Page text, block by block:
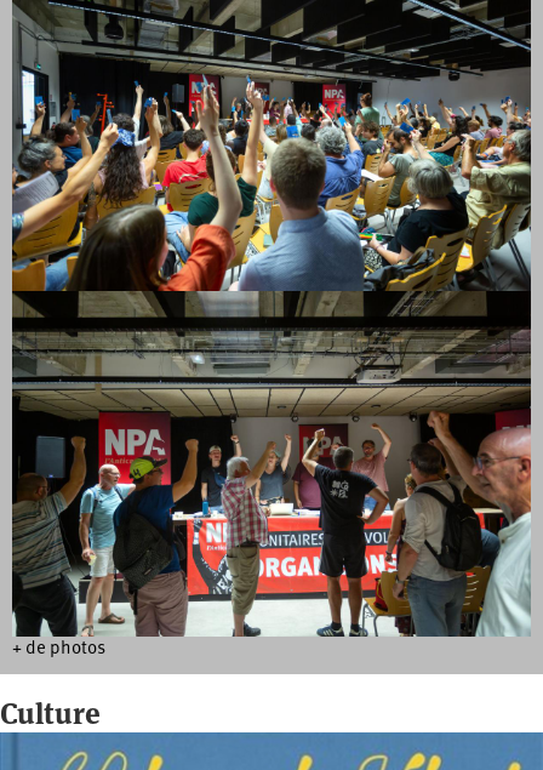
+ de photos
Culture